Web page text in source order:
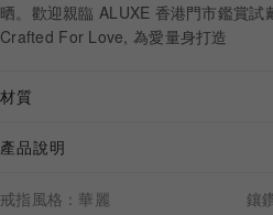
線上購物
LANGUAGE
晒。歡迎親臨 ALUXE 香港門市鑑賞試
Crafted For Love, 為愛量身打造
材質
產品說明
戒指風格：華麗
鑲